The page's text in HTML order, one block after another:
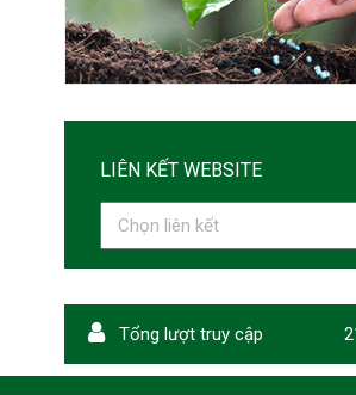
LIÊN KẾT WEBSITE
Tổng lượt truy cập